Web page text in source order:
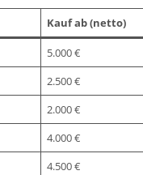
Kauf ab (netto)
5.000 €
2.500 €
2.000 €
4.000 €
4.500 €